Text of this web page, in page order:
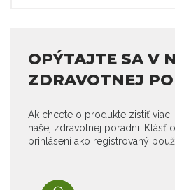
OPÝTAJTE SA V
ZDRAVOTNEJ
Ak chcete o produkte zistiť
našej zdravotnej poradni. Klásť
prihlásení ako registrovaný